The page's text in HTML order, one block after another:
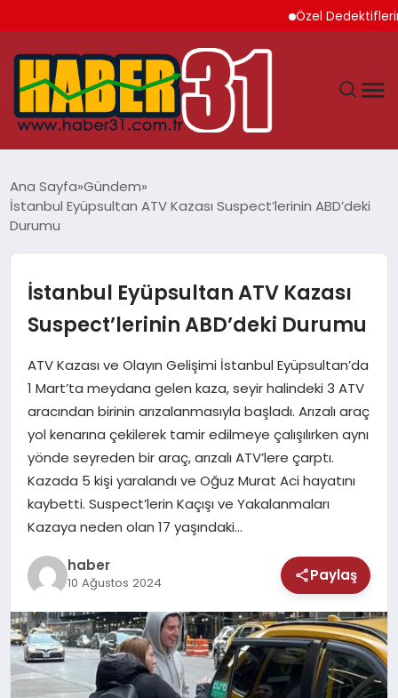
Özel Dedektiflerin
MAGAZIN
SAĞLIK
TEKNOLOJI
Ana Sayfa Gündem
İstanbul Eyüpsultan ATV Kazası Suspect’lerinin ABD’deki
Durumu
İstanbul Eyüpsultan ATV Kazası
Suspect’lerinin ABD’deki Durumu
ATV Kazası ve Olayın Gelişimi İstanbul Eyüpsultan’da
1 Mart’ta meydana gelen kaza, seyir halindeki 3 ATV
aracından birinin arızalanmasıyla başladı. Arızalı araç
yol kenarına çekilerek tamir edilmeye çalışılırken aynı
yönde seyreden bir araç, arızalı ATV’lere çarptı.
Kazada 5 kişi yaralandı ve Oğuz Murat Aci hayatını
kaybetti. Suspect’lerin Kaçışı ve Yakalanmaları
Kazaya neden olan 17 yaşındaki…
haber
10 Ağustos 2024 Paylaş